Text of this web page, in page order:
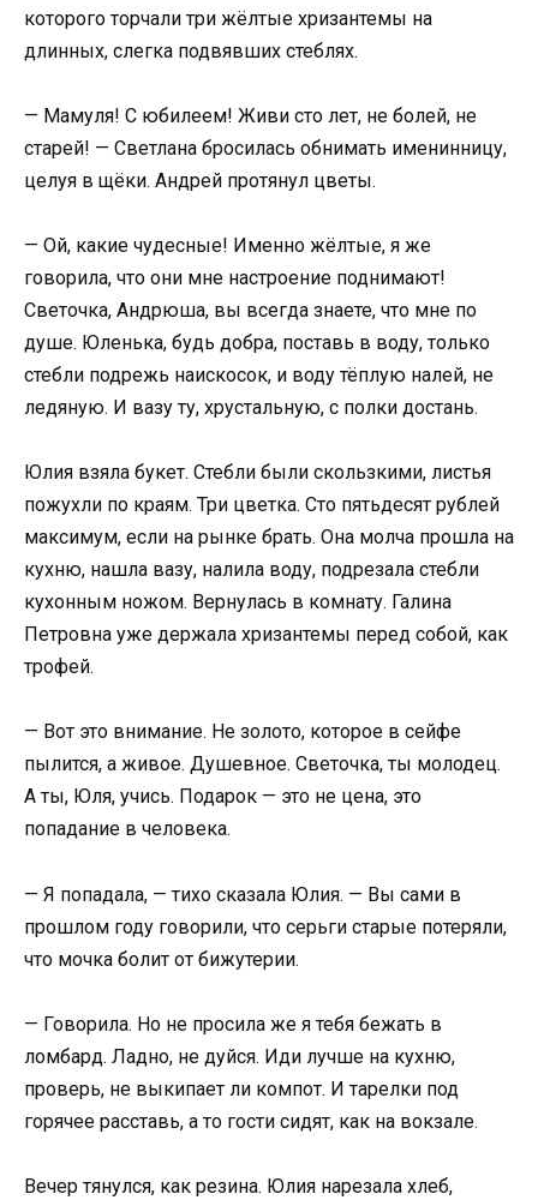
которого торчали три жёлтые хризантемы на
длинных, слегка подвявших стеблях.
— Мамуля! С юбилеем! Живи сто лет, не болей, не
старей! — Светлана бросилась обнимать именинницу,
целуя в щёки. Андрей протянул цветы.
— Ой, какие чудесные! Именно жёлтые, я же
говорила, что они мне настроение поднимают!
Светочка, Андрюша, вы всегда знаете, что мне по
душе. Юленька, будь добра, поставь в воду, только
стебли подрежь наискосок, и воду тёплую налей, не
ледяную. И вазу ту, хрустальную, с полки достань.
Юлия взяла букет. Стебли были скользкими, листья
пожухли по краям. Три цветка. Сто пятьдесят рублей
максимум, если на рынке брать. Она молча прошла на
кухню, нашла вазу, налила воду, подрезала стебли
кухонным ножом. Вернулась в комнату. Галина
Петровна уже держала хризантемы перед собой, как
трофей.
— Вот это внимание. Не золото, которое в сейфе
пылится, а живое. Душевное. Светочка, ты молодец.
А ты, Юля, учись. Подарок — это не цена, это
попадание в человека.
— Я попадала, — тихо сказала Юлия. — Вы сами в
прошлом году говорили, что серьги старые потеряли,
что мочка болит от бижутерии.
— Говорила. Но не просила же я тебя бежать в
ломбард. Ладно, не дуйся. Иди лучше на кухню,
проверь, не выкипает ли компот. И тарелки под
горячее расставь, а то гости сидят, как на вокзале.
Вечер тянулся, как резина. Юлия нарезала хлеб,